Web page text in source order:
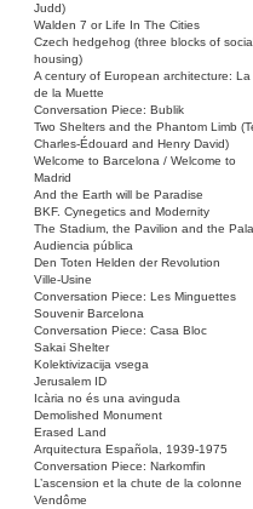
Judd)
Walden 7 or Life In The Cities
Czech hedgehog (three blocks of
housing)
A century of European architecture: La
de la Muette
Conversation Piece: Bublik
Two Shelters and the Phantom Limb
Charles-Édouard and Henry David)
Welcome to Barcelona / Welcome to
Madrid
And the Earth will be Paradise
BKF. Cynegetics and Modernity
The Stadium, the Pavilion and the
Audiencia pública
Den Toten Helden der Revolution
Ville-Usine
Conversation Piece: Les Minguettes
Souvenir Barcelona
Conversation Piece: Casa Bloc
Sakai Shelter
Kolektivizacija vsega
Jerusalem ID
Icària no és una avinguda
Demolished Monument
Erased Land
Arquitectura Española, 1939-1975
Conversation Piece: Narkomfin
L’ascension et la chute de la colonne
Vendôme